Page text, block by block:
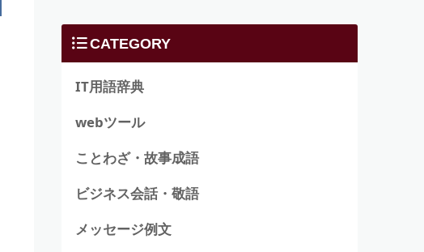
CATEGORY
IT用語辞典
webツール
ことわざ・故事成語
ビジネス会話・敬語
メッセージ例文